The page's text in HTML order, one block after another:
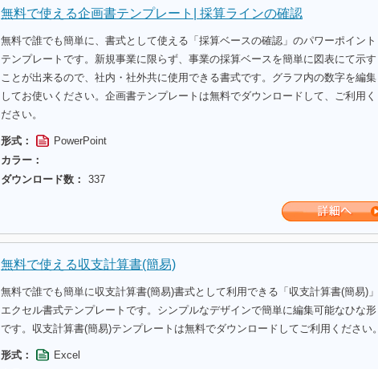
無料で使える企画書テンプレート| 採算ラインの確認
無料で誰でも簡単に、書式として使える「採算ベースの確認」のパワーポイント
テンプレートです。新規事業に限らず、事業の採算ベースを簡単に図表にて示す
ことが出来るので、社内・社外共に使用できる書式です。グラフ内の数字を編集
してお使いください。企画書テンプレートは無料でダウンロードして、ご利用く
ださい。
形式：
PowerPoint
カラー：
ダウンロード数：
337
無料で使える収支計算書(簡易)
無料で誰でも簡単に収支計算書(簡易)書式として利用できる「収支計算書(簡易)」
エクセル書式テンプレートです。シンプルなデザインで簡単に編集可能なひな形
です。収支計算書(簡易)テンプレートは無料でダウンロードしてご利用ください。
形式：
Excel